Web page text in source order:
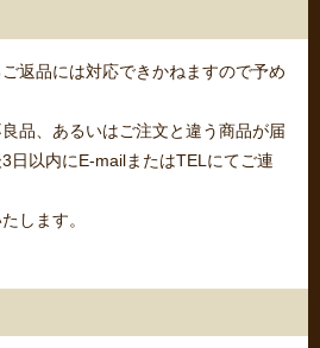
返品には対応できかねますので予め
品、あるいはご注文と違う商品が届
日以内にE-mailまたはTELにてご連
します。